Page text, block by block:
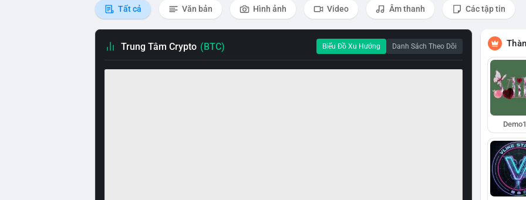
Tất cả Văn bản Hình ảnh Video Âm thanh Các tập tin
Trung Tâm Crypto (BTC) Biểu Đồ Xu Hướng Danh Sách Theo Dõi